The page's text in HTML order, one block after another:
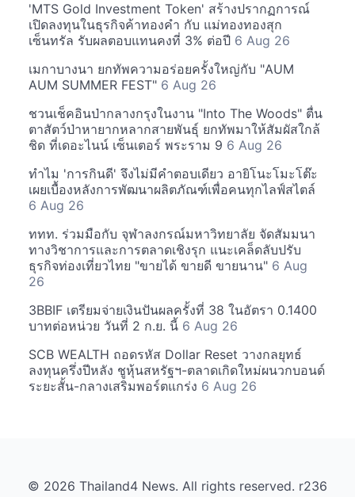
'MTS Gold Investment Token' สร้างปรากฏการณ์
เปิดลงทุนในธุรกิจค้าทองคำ กับ แม่ทองทองสุก
เซ็นทรัล รับผลตอบแทนคงที่ 3% ต่อปี 6 Aug 26
เมกาบางนา ยกทัพความอร่อยครั้งใหญ่กับ "AUM
AUM SUMMER FEST" 6 Aug 26
ชวนเช็คอินป่ากลางกรุงในงาน "Into The Woods" ตื่น
ตาสัตว์ป่าหายากหลากสายพันธุ์ ยกทัพมาให้สัมผัสใกล้
ชิด ที่เดอะไนน์ เซ็นเตอร์ พระราม 9 6 Aug 26
ทำไม 'การกินดี' จึงไม่มีคำตอบเดียว อายิโนะโมะโต๊ะ
เผยเบื้องหลังการพัฒนาผลิตภัณฑ์เพื่อคนทุกไลฟ์สไตล์
6 Aug 26
ททท. ร่วมมือกับ จุฬาลงกรณ์มหาวิทยาลัย จัดสัมมนา
ทางวิชาการและการตลาดเชิงรุก แนะเคล็ดลับปรับ
ธุรกิจท่องเที่ยวไทย "ขายได้ ขายดี ขายนาน" 6 Aug
26
3BBIF เตรียมจ่ายเงินปันผลครั้งที่ 38 ในอัตรา 0.1400
บาทต่อหน่วย วันที่ 2 ก.ย. นี้ 6 Aug 26
SCB WEALTH ถอดรหัส Dollar Reset วางกลยุทธ์
ลงทุนครึ่งปีหลัง ชูหุ้นสหรัฐฯ-ตลาดเกิดใหม่ผนวกบอนด์
ระยะสั้น-กลางเสริมพอร์ตแกร่ง 6 Aug 26
© 2026 Thailand4 News. All rights reserved. r236